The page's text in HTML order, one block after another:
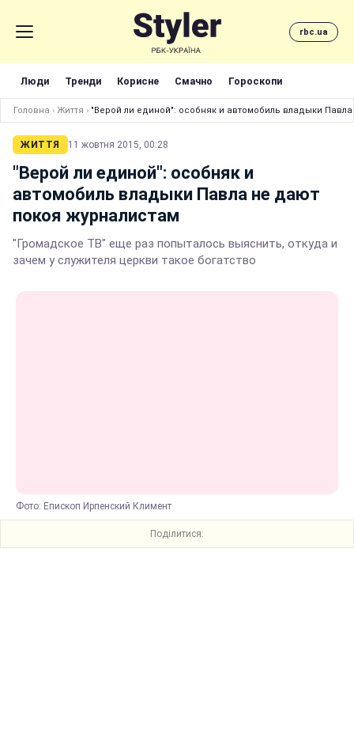
rbc.ua
Люди Тренди Корисне Смачно Гороскопи
Головна › Життя › "Верой ли единой": особняк и автомобиль владыки
ЖИТТЯ 11 жовтня 2015, 00:28
"Верой ли единой": особняк и
автомобиль владыки Павла не дают
покоя журналистам
"Громадское ТВ" еще раз попыталось выяснить, откуда и
зачем у служителя церкви такое богатство
Фото: Епископ Ирпенский Климент
Поділитися: